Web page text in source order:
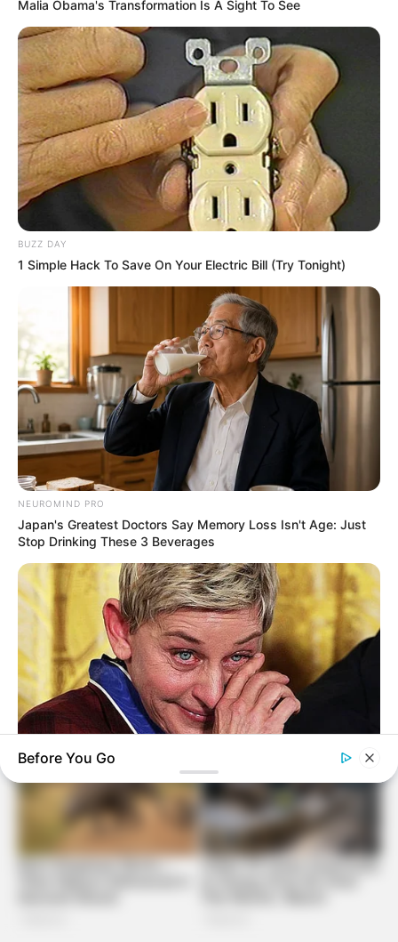
Malia Obama's Transformation Is A Sight To See
BUZZ DAY
1 Simple Hack To Save On Your Electric Bill (Try Tonight)
NEUROMIND PRO
Japan's Greatest Doctors Say Memory Loss Isn't Age: Just
Stop Drinking These 3 Beverages
Ellen DeGeneres Confirms Her New Partner
Before You Go